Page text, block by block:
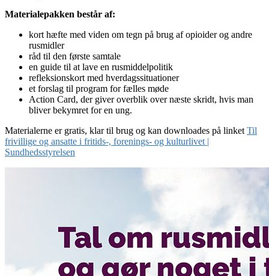
Materialepakken består af:
kort hæfte med viden om tegn på brug af opioider og andre
rusmidler
råd til den første samtale
en guide til at lave en rusmiddelpolitik
refleksionskort med hverdagssituationer
et forslag til program for fælles møde
Action Card, der giver overblik over næste skridt, hvis man
bliver bekymret for en ung.
Materialerne er gratis, klar til brug og kan downloades på linket Til
frivillige og ansatte i fritids-, forenings- og kulturlivet |
Sundhedsstyrelsen